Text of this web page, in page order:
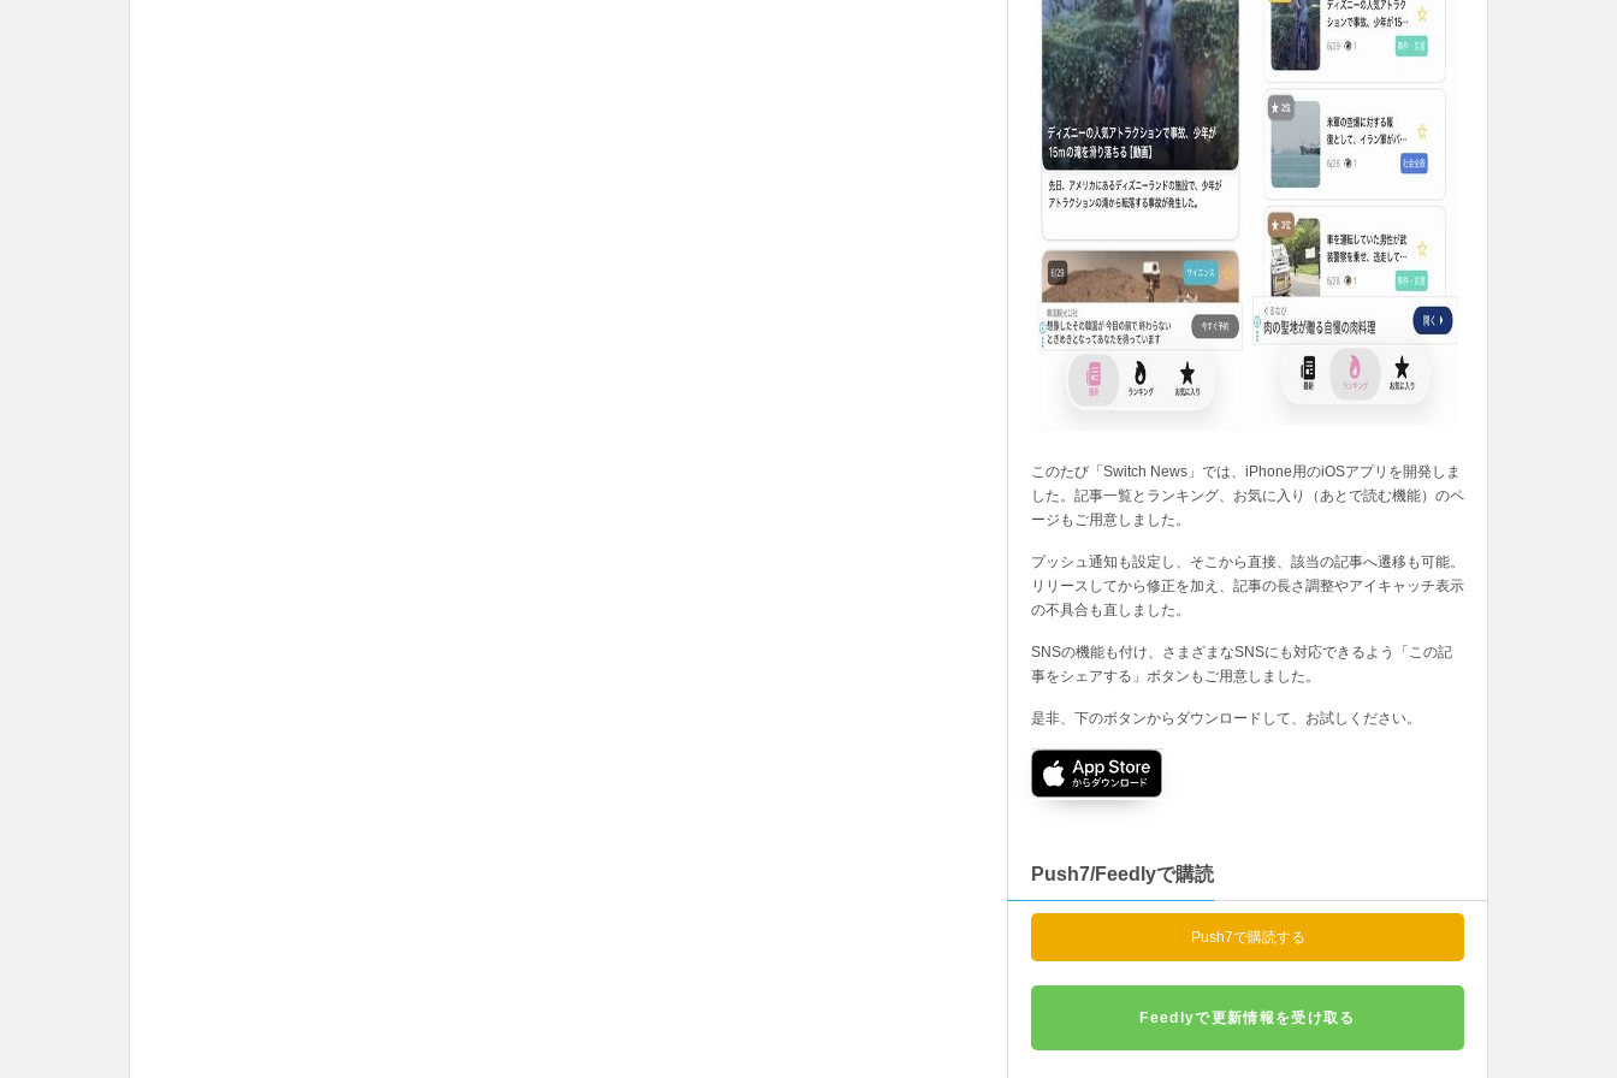
このたび「Switch News」では、iPhone用のiOSアプリを開発しま
した。記事一覧とランキング、お気に入り（あとで読む機能）のペ
ージもご用意しました。
プッシュ通知も設定し、そこから直接、該当の記事へ遷移も可能。
リリースしてから修正を加え、記事の長さ調整やアイキャッチ表示
の不具合も直しました。
SNSの機能も付け、さまざまなSNSにも対応できるよう「この記
事をシェアする」ボタンもご用意しました。
是非、下のボタンからダウンロードして、お試しください。
Push7/Feedlyで購読
Push7で購読する
Feedlyで更新情報を受け取る